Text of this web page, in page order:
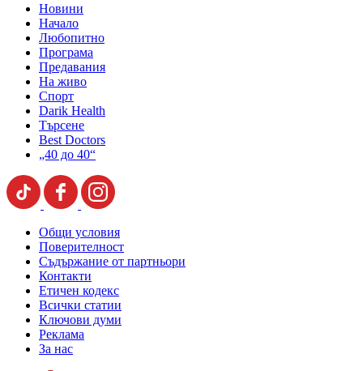
Новини
Начало
Любопитно
Програма
Предавания
На живо
Спорт
Darik Health
Търсене
Best Doctors
„40 до 40“
Общи условия
Поверителност
Съдържание от партньори
Контакти
Етичен кодекс
Всички статии
Ключови думи
Реклама
За нас